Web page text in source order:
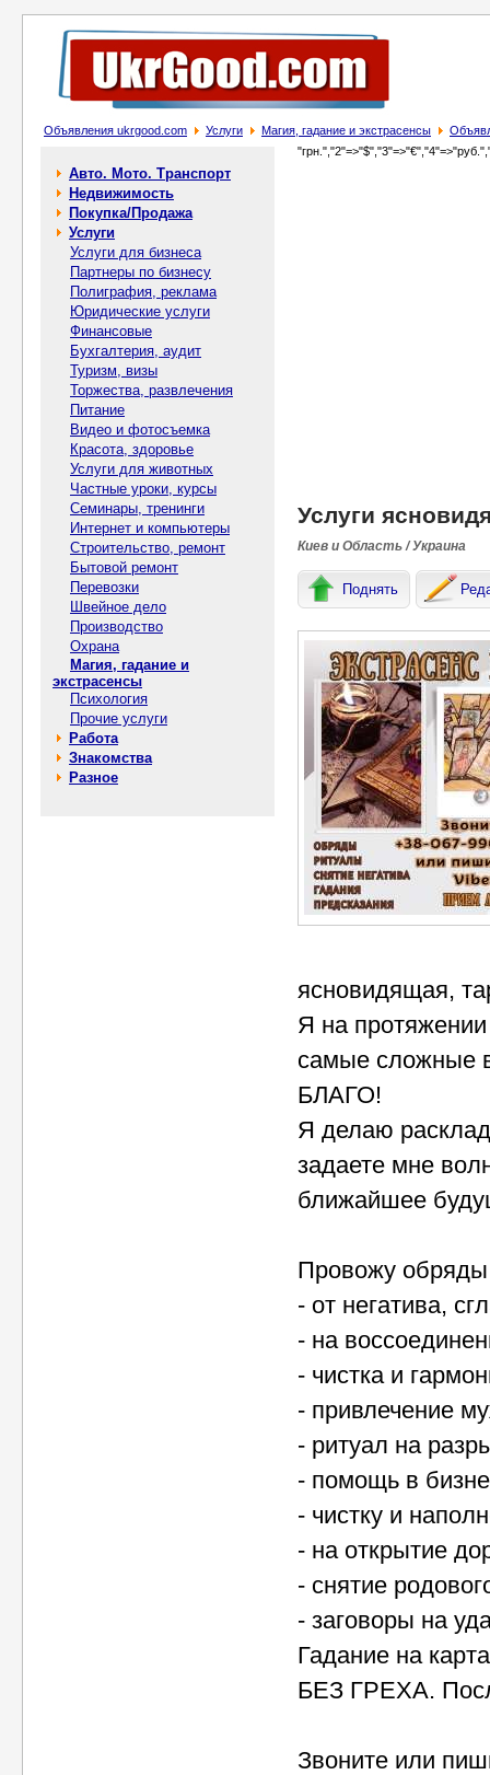
Объявления ukrgood.com Услуги Магия, гадание и экстрасенсы
Авто. Мото. Транспорт
Недвижимость
Покупка/Продажа
Услуги
Услуги для бизнеса
Партнеры по бизнесу
Полиграфия, реклама
Юридические услуги
Финансовые
Бухгалтерия, аудит
Туризм, визы
Торжества, развлечения
Питание
Видео и фотосъемка
Красота, здоровье
Услуги для животных
Частные уроки, курсы
Семинары, тренинги
Интернет и компьютеры
Строительство, ремонт
Бытовой ремонт
Перевозки
Швейное дело
Производство
Охрана
Магия, гадание и
экстрасенсы
Психология
Прочие услуги
Работа
Знакомства
Разное
Услуги
Киев и Область / Украина
Поднять
ясновидящая,
Я на
самые сложные
БЛАГО!
Я делаю
задаете мне
ближайшее
Провожу
- от негатива,
- на
- чистка и
- привлечение
- ритуал на
- помощь в
- чистку и
- на открытие
- снятие
- заговоры на
Гадание на
БЕЗ ГРЕХА.
Звоните или